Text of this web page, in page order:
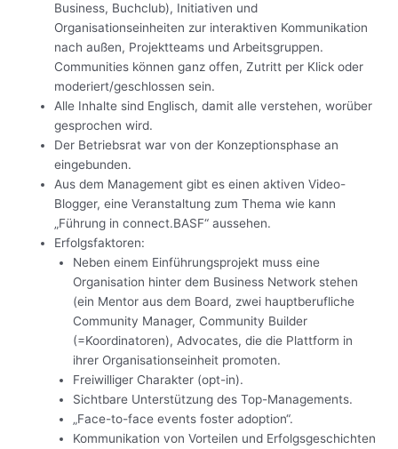
Business, Buchclub), Initiativen und
Organisationseinheiten zur interaktiven Kommunikation
nach außen, Projektteams und Arbeitsgruppen.
Communities können ganz offen, Zutritt per Klick oder
moderiert/geschlossen sein.
Alle Inhalte sind Englisch, damit alle verstehen, worüber
gesprochen wird.
Der Betriebsrat war von der Konzeptionsphase an
eingebunden.
Aus dem Management gibt es einen aktiven Video-
Blogger, eine Veranstaltung zum Thema wie kann
„Führung in connect.BASF“ aussehen.
Erfolgsfaktoren:
Neben einem Einführungsprojekt muss eine
Organisation hinter dem Business Network stehen
(ein Mentor aus dem Board, zwei hauptberufliche
Community Manager, Community Builder
(=Koordinatoren), Advocates, die die Plattform in
ihrer Organisationseinheit promoten.
Freiwilliger Charakter (opt-in).
Sichtbare Unterstützung des Top-Managements.
„Face-to-face events foster adoption“.
Kommunikation von Vorteilen und Erfolgsgeschichten